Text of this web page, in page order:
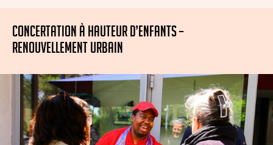
CONCERTATION À HAUTEUR D’ENFANTS –
RENOUVELLEMENT URBAIN